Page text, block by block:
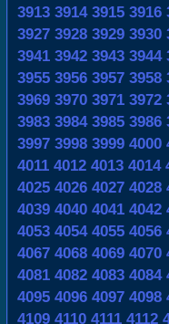
3913 3914 3915 3916
3927 3928 3929 3930
3941 3942 3943 3944
3955 3956 3957 3958
3969 3970 3971 3972
3983 3984 3985 3986
3997 3998 3999 4000
4011 4012 4013 4014
4025 4026 4027 4028
4039 4040 4041 4042
4053 4054 4055 4056
4067 4068 4069 4070
4081 4082 4083 4084
4095 4096 4097 4098
4109 4110 4111 4112